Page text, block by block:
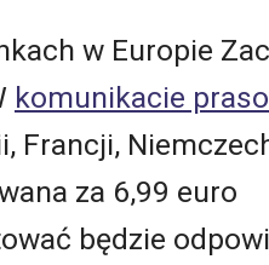
w Europie
komunikacie
Francji,
za 6,99 euro
będzie